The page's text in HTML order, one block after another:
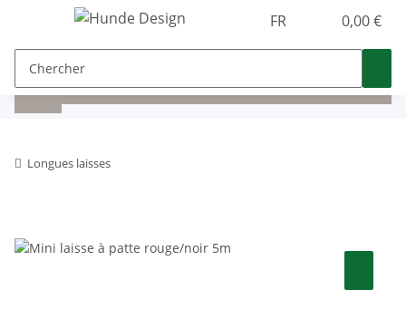
FR 0,00 €
Longues laisses